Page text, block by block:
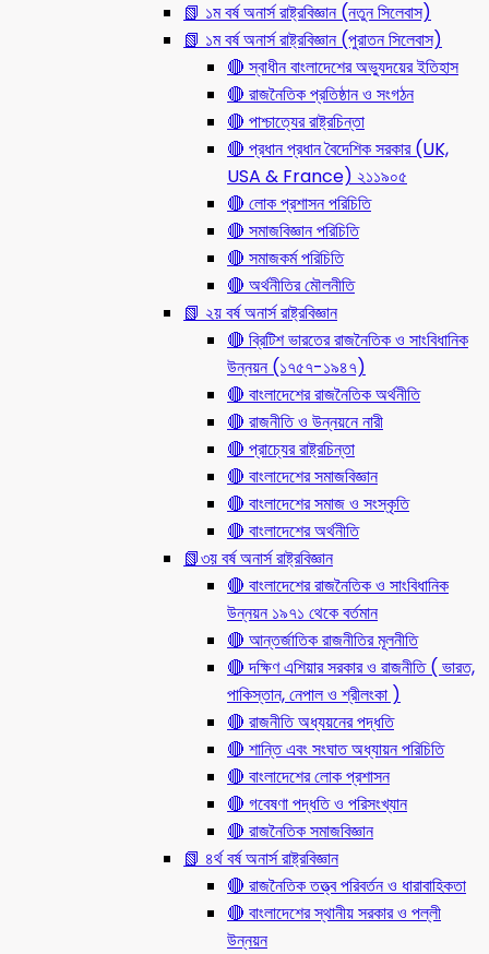
📗 ১ম বর্ষ অনার্স রাষ্ট্রবিজ্ঞান (নতুন সিলেবাস)
📗 ১ম বর্ষ অনার্স রাষ্ট্রবিজ্ঞান (পুরাতন সিলেবাস)
🔴 স্বাধীন বাংলাদেশের অভ্যুদয়ের ইতিহাস
🔴 রাজনৈতিক প্রতিষ্ঠান ও সংগঠন
🔴 পাশ্চাত্যের রাষ্ট্রচিন্তা
🔴 প্রধান প্রধান বৈদেশিক সরকার (UK,
USA & France) ২১১৯০৫
🔴 লোক প্রশাসন পরিচিতি
🔴 সমাজবিজ্ঞান পরিচিতি
🔴 সমাজকর্ম পরিচিতি
🔴 অর্থনীতির মৌলনীতি
📗 ২য় বর্ষ অনার্স রাষ্ট্রবিজ্ঞান
🔴 ব্রিটিশ ভারতের রাজনৈতিক ও সাংবিধানিক
উন্নয়ন (১৭৫৭-১৯৪৭)
🔴 বাংলাদেশের রাজনৈতিক অর্থনীতি
🔴 রাজনীতি ও উন্নয়নে নারী
🔴 প্রাচ্যের রাষ্ট্রচিন্তা
🔴 বাংলাদেশের সমাজবিজ্ঞান
🔴 বাংলাদেশের সমাজ ও সংস্কৃতি
🔴 বাংলাদেশের অর্থনীতি
📗৩য় বর্ষ অনার্স রাষ্ট্রবিজ্ঞান
🔴 বাংলাদেশের রাজনৈতিক ও সাংবিধানিক
উন্নয়ন ১৯৭১ থেকে বর্তমান
🔴 আন্তর্জাতিক রাজনীতির মূলনীতি
🔴 দক্ষিণ এশিয়ার সরকার ও রাজনীতি ( ভারত,
পাকিস্তান, নেপাল ও শ্রীলংকা )
🔴 রাজনীতি অধ্যয়নের পদ্ধতি
🔴 শান্তি এবং সংঘাত অধ্যায়ন পরিচিতি
🔴 বাংলাদেশের লোক প্রশাসন
🔴 গবেষণা পদ্ধতি ও পরিসংখ্যান
🔴 রাজনৈতিক সমাজবিজ্ঞান
📗 ৪র্থ বর্ষ অনার্স রাষ্ট্রবিজ্ঞান
🔴 রাজনৈতিক তত্ত্ব পরিবর্তন ও ধারাবাহিকতা
🔴 বাংলাদেশের স্থানীয় সরকার ও পল্লী
উন্নয়ন